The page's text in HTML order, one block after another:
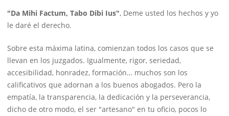
"Da Mihi Factum, Tabo Dibi Ius", Deme usted los hechos y yo
le daré el derecho.
Sobre esta máxima latina, comienzan todos los casos que se
llevan en los juzgados. Igualmente, rigor, seriedad,
accesibilidad, honradez, formación… muchos son los
calificativos que adornan a los buenos abogados. Pero la
empatía, la transparencia, la dedicación y la perseverancia,
dicho de otro modo, el ser "artesano" en tu oficio, pocos lo